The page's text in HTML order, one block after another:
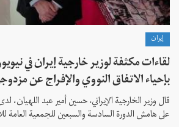
إيران
لقاءات مكثفة لوزير خارجية إيران في
بإحياء الاتفاق النووي والإفراج عن
قال وزير الخارجية الإيراني، حسين أمير عبد اللهيان،
على هامش الدورة السادسة والسبعين للجمعية العامة